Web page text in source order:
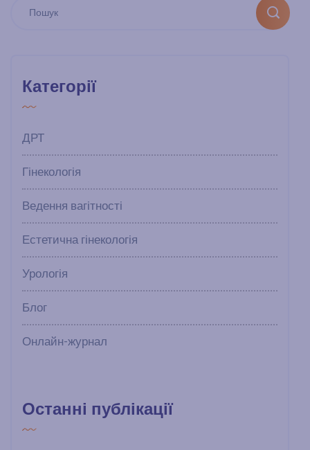
Категорії
ДРТ
Гінекологія
Ведення вагітності
Естетична гінекологія
Урологія
Блог
Онлайн-журнал
Останні публікації